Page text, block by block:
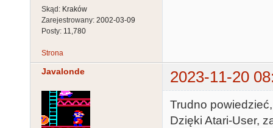
Skąd: Kraków
Zarejestrowany: 2002-03-09
Posty: 11,780
Strona
Javalonde 2023-11-20
Trudno
Dzięki Atari-User,